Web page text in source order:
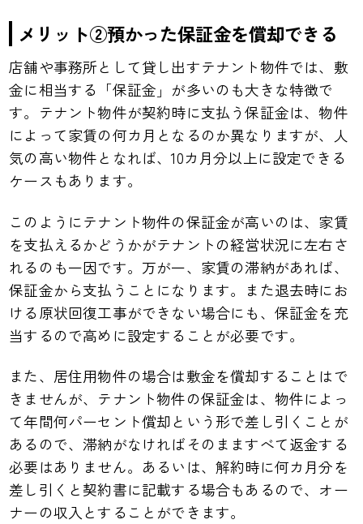
メリット②預かった保証金を償却できる
店舗や事務所として貸し出すテナント物件では、敷
金に相当する「保証金」が多いのも大きな特徴で
す。テナント物件が契約時に支払う保証金は、物件
によって家賃の何カ月となるのか異なりますが、人
気の高い物件となれば、10カ月分以上に設定できる
ケースもあります。
このようにテナント物件の保証金が高いのは、家賃
を支払えるかどうかがテナントの経営状況に左右さ
れるのも一因です。万が一、家賃の滞納があれば、
保証金から支払うことになります。また退去時にお
ける原状回復工事ができない場合にも、保証金を充
当するので高めに設定することが必要です。
また、居住用物件の場合は敷金を償却することはで
きませんが、テナント物件の保証金は、物件によっ
て年間何パーセント償却という形で差し引くことが
あるので、滞納がなければそのまますべて返金する
必要はありません。あるいは、解約時に何カ月分を
差し引くと契約書に記載する場合もあるので、オー
ナーの収入とすることができます。